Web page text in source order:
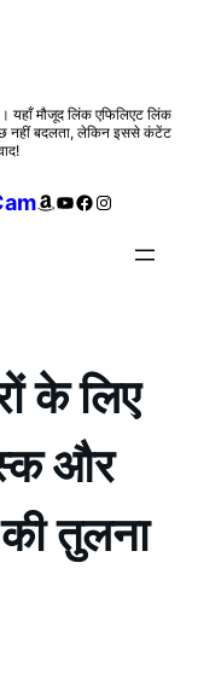
मौजूद लिंक एफिलिएट लिंक
नहीं बदलता, लेकिन इससे कंटेंट
Amazon
YouTube
Facebook
Instagram
के लिए
और
तुलना